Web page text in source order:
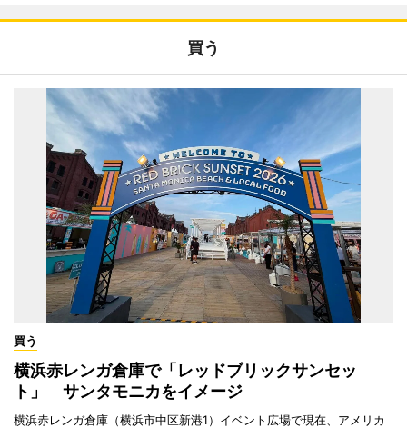
買う
買う
横浜赤レンガ倉庫で「レッドブリックサンセッ
ト」 サンタモニカをイメージ
横浜赤レンガ倉庫（横浜市中区新港1）イベント広場で現在、アメリカ